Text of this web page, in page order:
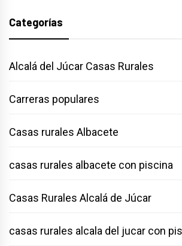
Categorías
Alcalá del Júcar Casas Rurales
Carreras populares
Casas rurales Albacete
casas rurales albacete con piscina
Casas Rurales Alcalá de Júcar
casas rurales alcala del jucar con